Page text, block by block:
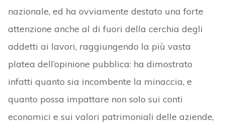
nazionale, ed ha ovviamente destato una forte
attenzione anche al di fuori della cerchia degli
addetti ai lavori, raggiungendo la più vasta
platea dell’opinione pubblica: ha dimostrato
infatti quanto sia incombente la minaccia, e
quanto possa impattare non solo sui conti
economici e sui valori patrimoniali delle aziende,